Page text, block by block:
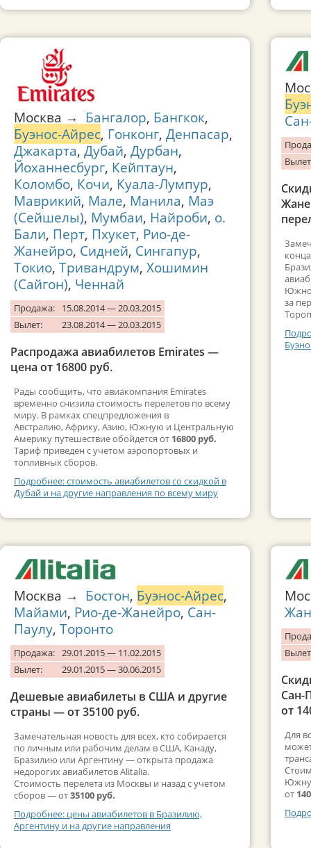
Москва → Бангалор, Бангкок,
Буэнос-Айрес, Гонконг, Денпасар,
Джакарта, Дубай, Дурбан,
Йоханнесбург, Кейптаун,
Коломбо, Кочи, Куала-Лумпур,
Маврикий, Мале, Манила, Маэ
(Сейшелы), Мумбаи, Найроби, о.
Бали, Перт, Пхукет, Рио-де-
Жанейро, Сидней, Сингапур,
Токио, Тривандрум, Хошимин
(Сайгон), Ченнай
Продажа:
15.08.2014 — 20.03.2015
Вылет:
23.08.2014 — 20.03.2015
Распродажа авиабилетов Emirates —
цена от 16800 руб.
Рады сообщить, что авиакомпания Emirates
временно снизила стоимость перелетов по всему
миру. В рамках спецпредложения в
Австралию, Африку, Азию, Южную и Центральную
Америку путешествие обойдется от 16800 руб.
Тариф приведен с учетом аэропортовых и
топливных сборов.
Подробнее: стоимость авиабилетов со скидкой в
Дубай и на другие направления по всему миру
Москва → Бостон, Буэнос-Айрес,
Майами, Рио-де-Жанейро, Сан-
Паулу, Торонто
Продажа: 29.01.2015 — 11.02.2015
Вылет:
29.01.2015 — 30.06.2015
Дешевые авиабилеты в США и другие
страны — от 35100 руб.
Замечательная новость для всех, кто собирается
по личным или рабочим делам в США, Канаду,
Бразилию или Аргентину — открыта продажа
недорогих авиабилетов Alitalia.
Стоимость перелета из Москвы и назад с учетом
сборов — от35100 руб.
Подробнее: цены авиабилетов в Бразилию,
Аргентину и на другие направления
за
Сан-
от
Для
от